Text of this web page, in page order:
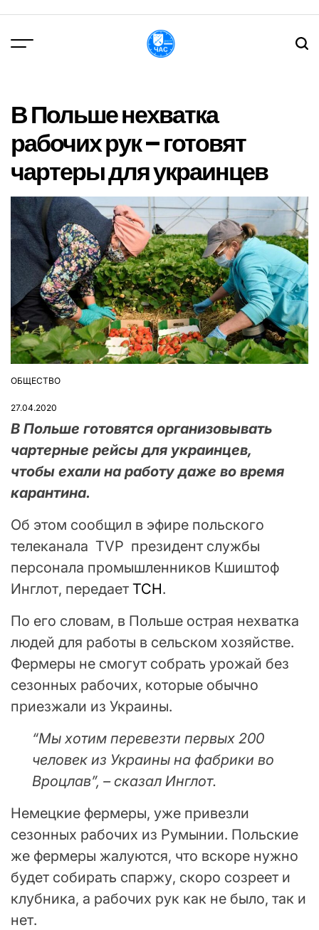
вмісту
В Польше нехватка
рабочих рук – готовят
чартеры для украинцев
ОПУБЛІКУВАТИ
ОБЩЕСТВО
27.04.2020
В Польше готовятся организовывать
чартерные рейсы для украинцев,
чтобы ехали на работу даже во время
карантина.
Об этом сообщил в эфире польского
телеканала TVP президент службы
персонала промышленников Кшиштоф
Инглот, передает ТСН.
По его словам, в Польше острая нехватка
людей для работы в сельском хозяйстве.
Фермеры не смогут собрать урожай без
сезонных рабочих, которые обычно
приезжали из Украины.
“Мы хотим перевезти первых 200
человек из Украины на фабрики во
Вроцлав”, – сказал Инглот.
Немецкие фермеры, уже привезли
сезонных рабочих из Румынии. Польские
же фермеры жалуются, что вскоре нужно
будет собирать спаржу, скоро созреет и
клубника, а рабочих рук как не было, так и
нет.